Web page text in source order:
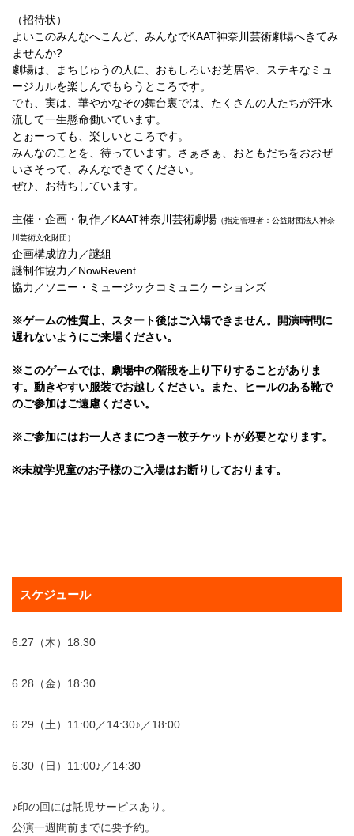
（招待状）
よいこのみんなへこんど、みんなでKAAT神奈川芸術劇場へきてみ
ませんか?
劇場は、まちじゅうの人に、おもしろいお芝居や、ステキなミュ
ージカルを楽しんでもらうところです。
でも、実は、華やかなその舞台裏では、たくさんの人たちが汗水
流して一生懸命働いています。
とぉーっても、楽しいところです。
みんなのことを、待っています。さぁさぁ、おともだちをおおぜ
いさそって、みんなできてください。
ぜひ、お待ちしています。
主催・企画・制作／KAAT神奈川芸術劇場 （指定管理者：公益財団法人神奈
川芸術文化財団）
企画構成協力／謎組
謎制作協力／NowRevent
協力／ソニー・ミュージックコミュニケーションズ
※ゲームの性質上、スタート後はご入場できません。開演時間に
遅れないようにご来場ください。
※このゲームでは、劇場中の階段を上り下りすることがありま
す。動きやすい服装でお越しください。また、ヒールのある靴で
のご参加はご遠慮ください。
※ご参加にはお一人さまにつき一枚チケットが必要となります。
※未就学児童のお子様のご入場はお断りしております。
スケジュール
6.27（木）18:30
6.28（金）18:30
6.29（土）11:00／14:30♪／18:00
6.30（日）11:00♪／14:30
♪印の回には託児サービスあり。
公演一週間前までに要予約。